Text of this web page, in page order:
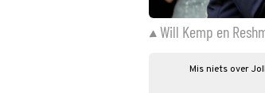
Will Kemp en
Mis niets over